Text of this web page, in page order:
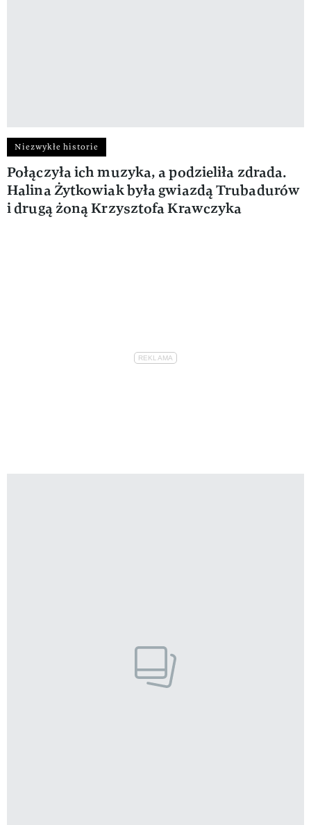
Niezwykłe historie
Połączyła ich muzyka, a podzieliła zdrada.
Halina Żytkowiak była gwiazdą Trubadurów
i drugą żoną Krzysztofa Krawczyka